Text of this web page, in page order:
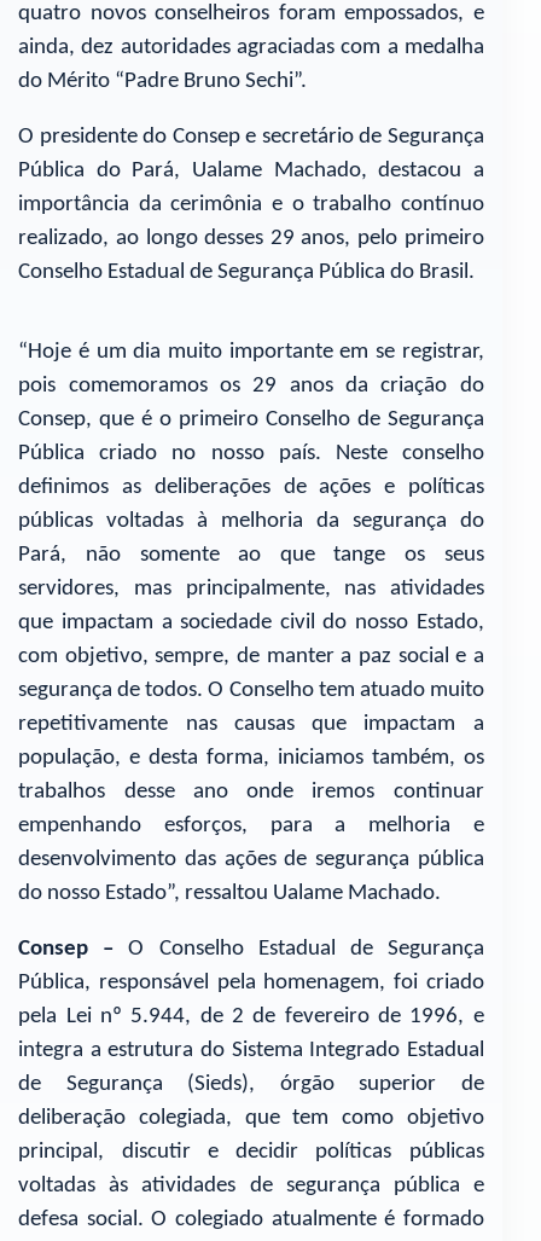
quatro novos conselheiros foram empossados, e
ainda, dez autoridades agraciadas com a medalha
do Mérito “Padre Bruno Sechi”.
O presidente do Consep e secretário de Segurança
Pública do Pará, Ualame Machado, destacou a
importância da cerimônia e o trabalho contínuo
realizado, ao longo desses 29 anos, pelo primeiro
Conselho Estadual de Segurança Pública do Brasil.
“Hoje é um dia muito importante em se registrar,
pois comemoramos os 29 anos da criação do
Consep, que é o primeiro Conselho de Segurança
Pública criado no nosso país. Neste conselho
definimos as deliberações de ações e políticas
públicas voltadas à melhoria da segurança do
Pará, não somente ao que tange os seus
servidores, mas principalmente, nas atividades
que impactam a sociedade civil do nosso Estado,
com objetivo, sempre, de manter a paz social e a
segurança de todos. O Conselho tem atuado muito
repetitivamente nas causas que impactam a
população, e desta forma, iniciamos também, os
trabalhos desse ano onde iremos continuar
empenhando esforços, para a melhoria e
desenvolvimento das ações de segurança pública
do nosso Estado”, ressaltou Ualame Machado.
Consep – O Conselho Estadual de Segurança
Pública, responsável pela homenagem, foi criado
pela Lei nº 5.944, de 2 de fevereiro de 1996, e
integra a estrutura do Sistema Integrado Estadual
de Segurança (Sieds), órgão superior de
deliberação colegiada, que tem como objetivo
principal, discutir e decidir políticas públicas
voltadas às atividades de segurança pública e
defesa social. O colegiado atualmente é formado